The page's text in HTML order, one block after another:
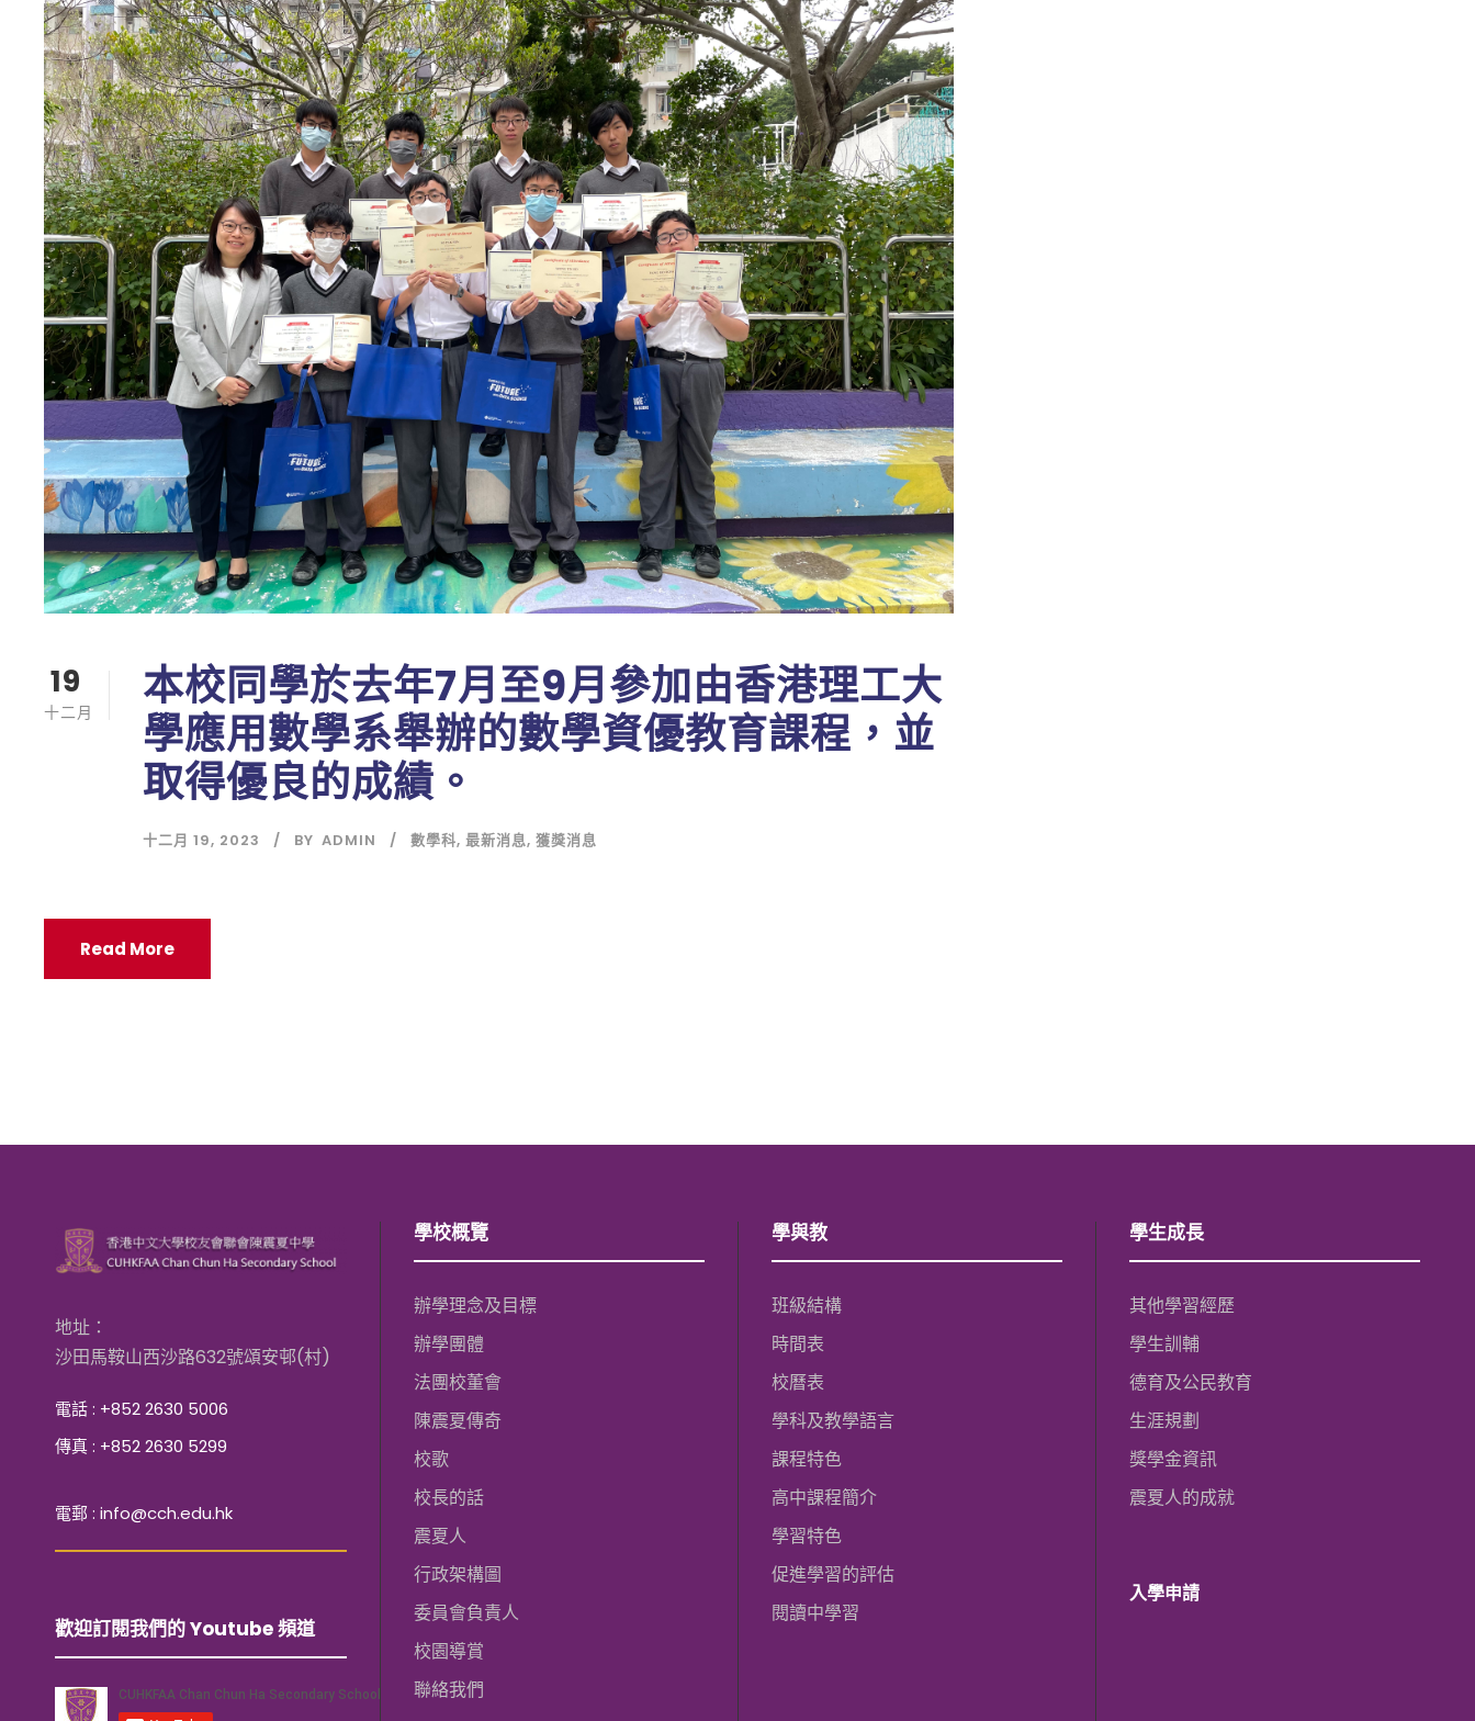
19
十二月
本校同學於去年7月至9月參加由香港理工大
學應用數學系舉辦的數學資優教育課程，並
取得優良的成績。
十二月 19, 2023 BY ADMIN 數學科, 最新消息, 獲獎消息
Read More
地址：
沙田馬鞍山西沙路632號頌安邨(村)
電話 : +852 2630 5006
傳真 : +852 2630 5299
電郵 : info@cch.edu.hk
歡迎訂閱我們的 Youtube 頻道
學校概覽
辦學理念及目標
辦學團體
法團校董會
陳震夏傳奇
校歌
校長的話
震夏人
行政架構圖
委員會負責人
校園導賞
聯絡我們
學與教
班級結構
時間表
校曆表
學科及教學語言
課程特色
高中課程簡介
學習特色
促進學習的評估
閱讀中學習
學生成長
其他學習經歷
學生訓輔
德育及公民教育
生涯規劃
獎學金資訊
震夏人的成就
入學申請